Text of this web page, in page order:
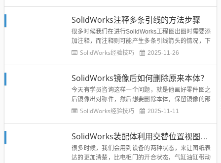
SolidWorks注释多条引线的方法步骤
很多时候我们在进行SolidWorks工程图出图时需要添
加注释，而注释则可能产生多条引线箭头的情况，下
图所示...
SolidWorks经验技巧 2025-11-26
SolidWorks镜像后如何删除原来本体？
今天有学员咨询这样一个问题，就是他画好零件图之
后镜像出对称件，然后想要删除本体，保留镜像的部
分，如何操作...
SolidWorks经验技巧 2025-11-11
SolidWorks装配体利用交替位置视图轻松实现两种状态工程图纸
很多时候，我们会用到设备的两种状态，来让图纸表
达的更加清楚，比电柜门的开合状态，气缸油缸带动